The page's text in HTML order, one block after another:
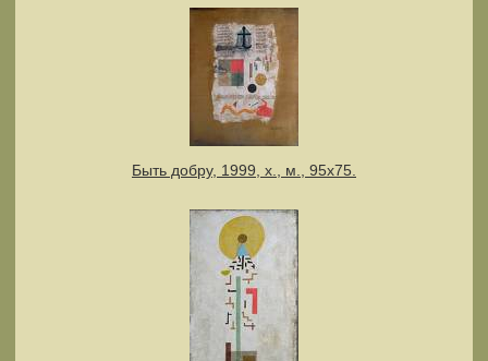
Быть добру, 1999, х., м., 95х75.